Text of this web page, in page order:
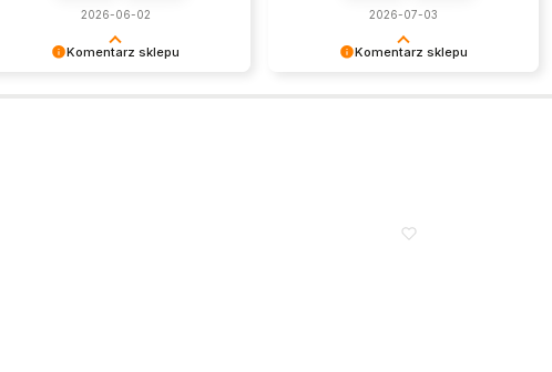
Komentarz sklepu
2026-06-02
Komentarz sklepu
2026-07-03